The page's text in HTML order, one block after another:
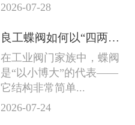
2026-07-28
良工蝶阀如何以“四两拨千斤”征服工业管道
在工业阀门家族中，蝶阀
是“以小博大”的代表——
它结构非常简单...
2026-07-24